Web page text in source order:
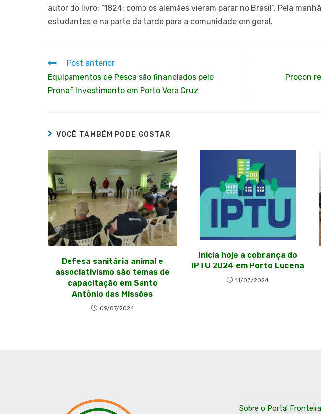
autor do livro: “1824: como os alemães vieram parar no Brasil”. Pela
estudantes e na parte da tarde para a comunidade em geral.
Post anterior
Equipamentos de Pesca são financiados pelo
Pronaf Investimento em Porto Vera Cruz
Procon
VOCÊ TAMBÉM PODE GOSTAR
Defesa sanitária animal e
associativismo são temas de
capacitação em Santo
Antônio das Missões
09/07/2024
Inicia hoje a cobrança do
IPTU 2024 em Porto Lucena
11/03/2024
Sobre o Portal